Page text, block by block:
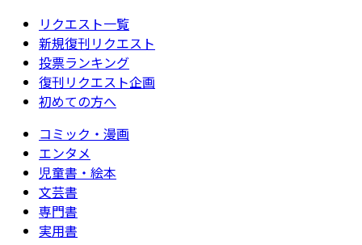
リクエスト一覧
新規復刊リクエスト
投票ランキング
復刊リクエスト企画
初めての方へ
コミック・漫画
エンタメ
児童書・絵本
文芸書
専門書
実用書